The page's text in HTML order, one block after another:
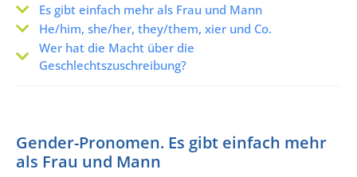
Es gibt einfach mehr als Frau und Mann
He/him, she/her, they/them, xier und Co.
Wer hat die Macht über die
Geschlechtszuschreibung?
Gender-Pronomen. Es gibt einfach mehr
als Frau und Mann